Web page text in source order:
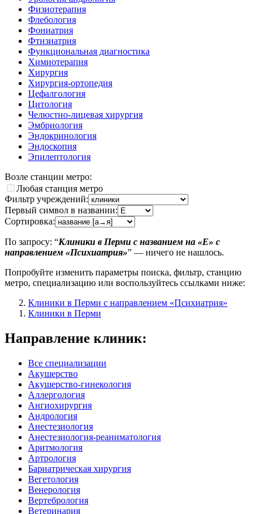
Физиотерапия
Флебология
Фониатрия
Фтизиатрия
Функциональная диагностика
Химиотерапия
Хирургия
Хирургия-ортопедия
Цефалгология
Цитология
Челюстно-лицевая хирургия
Эмбриология
Эндокринология
Эндоскопия
Эпилептология
Возле станции метро:
Любая станция метро
Фильтр учреждений:
Первый символ в названии:
Сортировка:
По запросу: “Клиники в Перми с названием на «E» с
направлением «Психиатрия»” — ничего не нашлось.
Попробуйте изменить параметры поиска, фильтр, станцию
метро, специализацию или воспользуйтесь ссылками ниже:
Клиники в Перми с направлением «Психиатрия»
Клиники в Перми
Направление клиник:
Все специализации
Акушерство
Акушерство-гинекология
Аллергология
Ангиохирургия
Андрология
Анестезиология
Анестезиология-реаниматология
Аритмология
Артрология
Бариатрическая хирургия
Вегетология
Венерология
Вертебрология
Ветеринария